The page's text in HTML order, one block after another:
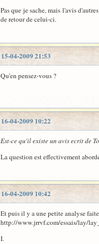
Pas que je sache, mais l'avis
de retour de celui-ci.
15-04-2009 21:53
Qu'en pensez-vous ?
16-04-2009 10:22
Est-ce qu'il existe un avis ecrit de
La question est effectivement
16-04-2009 10:42
Et puis il y a une petite analyse
http://www.jrrvf.com/essais/lay/
I.